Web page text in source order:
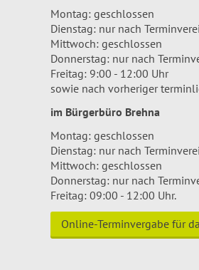
Montag: geschlossen
Dienstag: nur nach
Mittwoch: geschlossen
Donnerstag: nur nach
Freitag: 9:00 - 12:00 Uhr
sowie nach vorheriger
im Bürgerbüro Brehna
Montag: geschlossen
Dienstag: nur nach
Mittwoch: geschlossen
Donnerstag: nur nach
Freitag: 09:00 - 12:00 Uhr.
Online-Terminvergabe für